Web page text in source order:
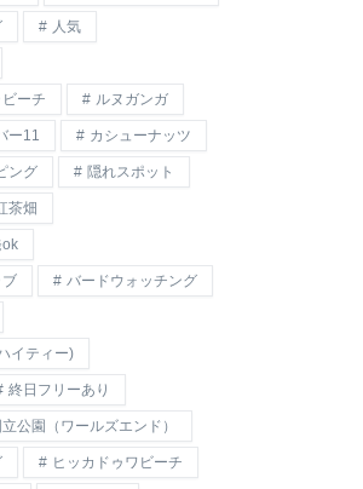
人気
ーチ ルヌガンガ
ー11 カシューナッツ
ング 隠れスポット
茶畑
ok
ブ バードウォッチング
イティー)
終日フリーあり
公園（ワールズエンド）
ヒッカドゥワビーチ